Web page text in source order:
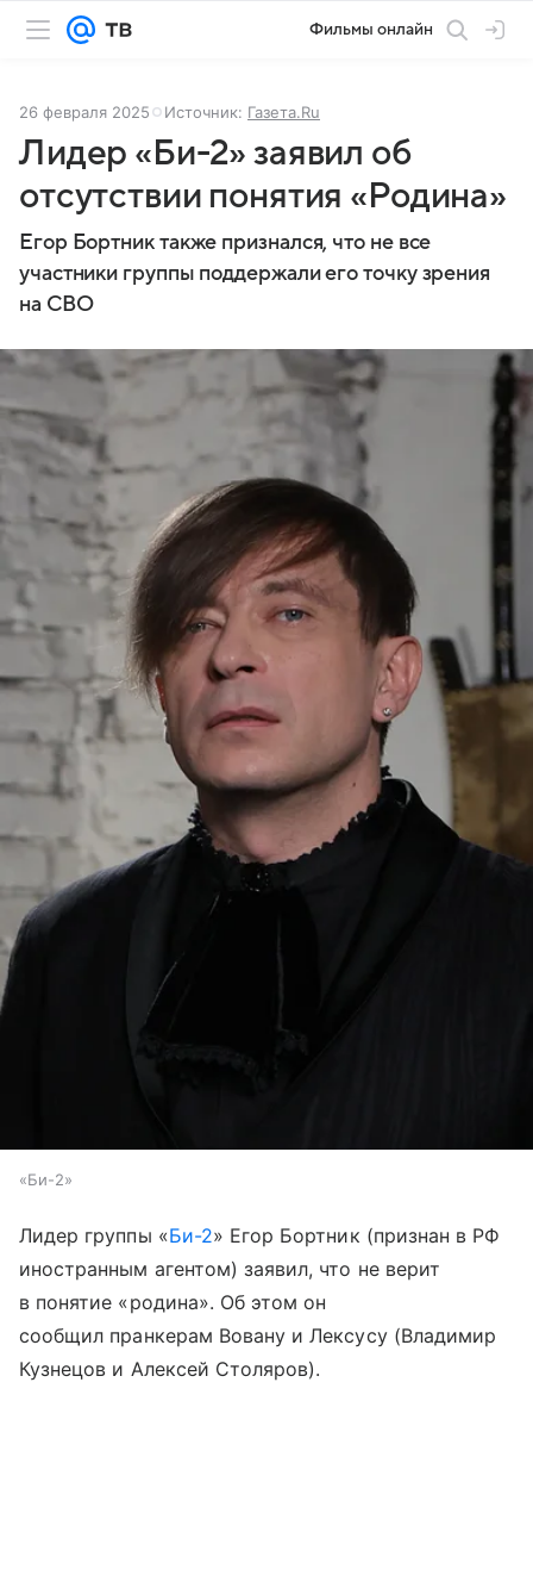
Фильмы онлайн
26 февраля 2025 Источник: Газета.Ru
Лидер «Би-2» заявил об
отсутствии понятия «Родина»
Егор Бортник также признался, что не все
участники группы поддержали его точку зрения
на СВО
«Би-2»
Лидер группы «Би-2» Егор Бортник (признан в РФ
иностранным агентом) заявил, что не верит
в понятие «родина». Об этом он
сообщил пранкерам Вовану и Лексусу (Владимир
Кузнецов и Алексей Столяров).